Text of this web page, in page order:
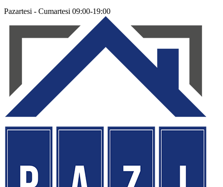
Pazartesi - Cumartesi 09:00-19:00